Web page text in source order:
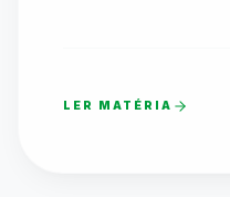
LER MATÉRIA